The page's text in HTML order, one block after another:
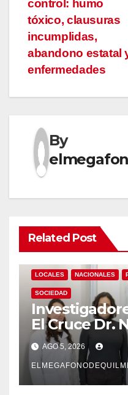
entradas
control: humo
tóxico, clausuras
incumplidas,
abandono estatal
enfermedades
By
Related Post
LOCALES NACIONALES
SOCIEDAD
El Cruce Dr.
desarrollan
pionero sobre
demencias
AGO 5, 2026